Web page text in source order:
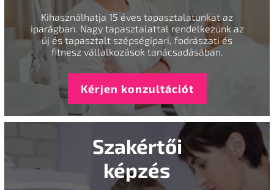
Kihasználhatja 15 éves tapasztalatunkat az
iparágban. Nagy tapasztalattal rendelkezünk az
új és tapasztalt szépségipari, fodrászati és
fitnesz vállalkozások tanácsadásában.
Kérjen konzultációt
Szakértői
képzés